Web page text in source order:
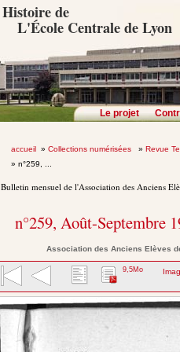
Histoire de
L'École Centrale de Lyon
Le projet
accueil» Collections numérisées » Revue
» n°259, ...
Bulletin mensuel de l'Association des Anciens
n°259, Août-Septembre
Association des Anciens Elèves
9,5Mo